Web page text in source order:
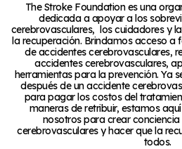
The Stroke Foundation es una
dedicada a apoyar a los
cerebrovasculares, los cuidadores y
la recuperación. Brindamos acceso a
de accidentes cerebrovasculares,
accidentes cerebrovasculares,
herramientas para la prevención. Ya
después de un accidente
para pagar los costos del
maneras de retribuir, estamos
nosotros para crear
cerebrovasculares y hacer que la
todos.